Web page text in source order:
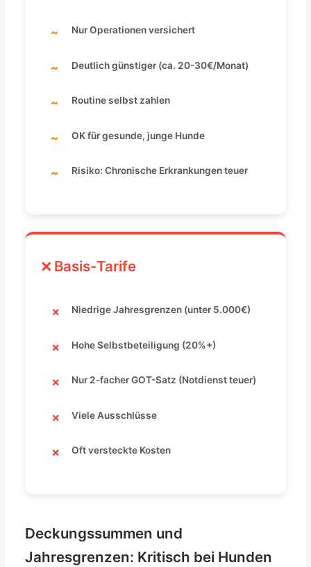
Nur Operationen versichert
Deutlich günstiger (ca. 20-30€/Monat)
Routine selbst zahlen
OK für gesunde, junge Hunde
Risiko: Chronische Erkrankungen teuer
Basis-Tarife
Niedrige Jahresgrenzen (unter 5.000€)
Hohe Selbstbeteiligung (20%+)
Nur 2-facher GOT-Satz (Notdienst teuer)
Viele Ausschlüsse
Oft versteckte Kosten
Deckungssummen und
Jahresgrenzen: Kritisch bei Hunden